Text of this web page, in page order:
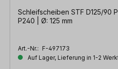
Schleifscheiben STF D125/90
P240 | Ø: 125 mm
Art.-Nr.: F-497173
Auf Lager, Lieferung in 1-2